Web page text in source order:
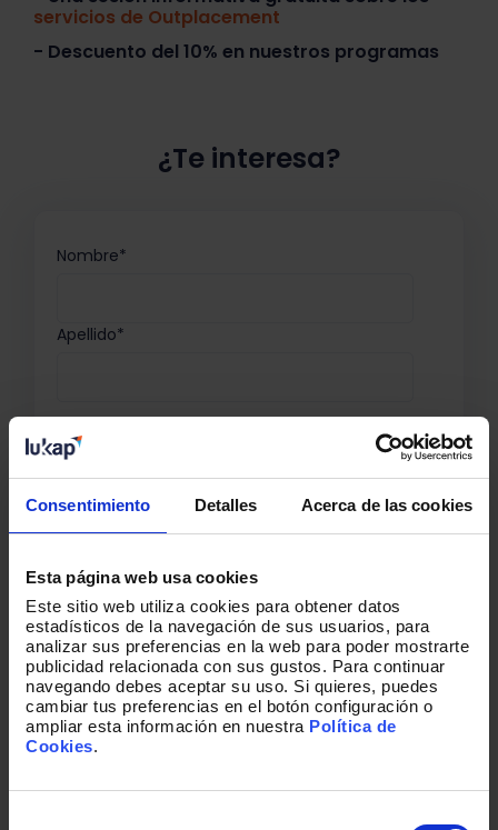
Consentimiento Detalles Acerca de las cookies
Esta página web usa cookies
Este sitio web utiliza cookies para obtener datos
estadísticos de la navegación de sus usuarios, para
analizar sus preferencias en la web para poder mostrarte
publicidad relacionada con sus gustos. Para continuar
navegando debes aceptar su uso. Si quieres, puedes
cambiar tus preferencias en el botón configuración o
ampliar esta información en nuestra Política de
Cookies.
servicios de Outplacement
- Descuento del 10% en nuestros programas
¿Te interesa?
Nombre*
Apellido*
Número de teléfono
¿Eres miembro de SAVIA?*
Sí
No